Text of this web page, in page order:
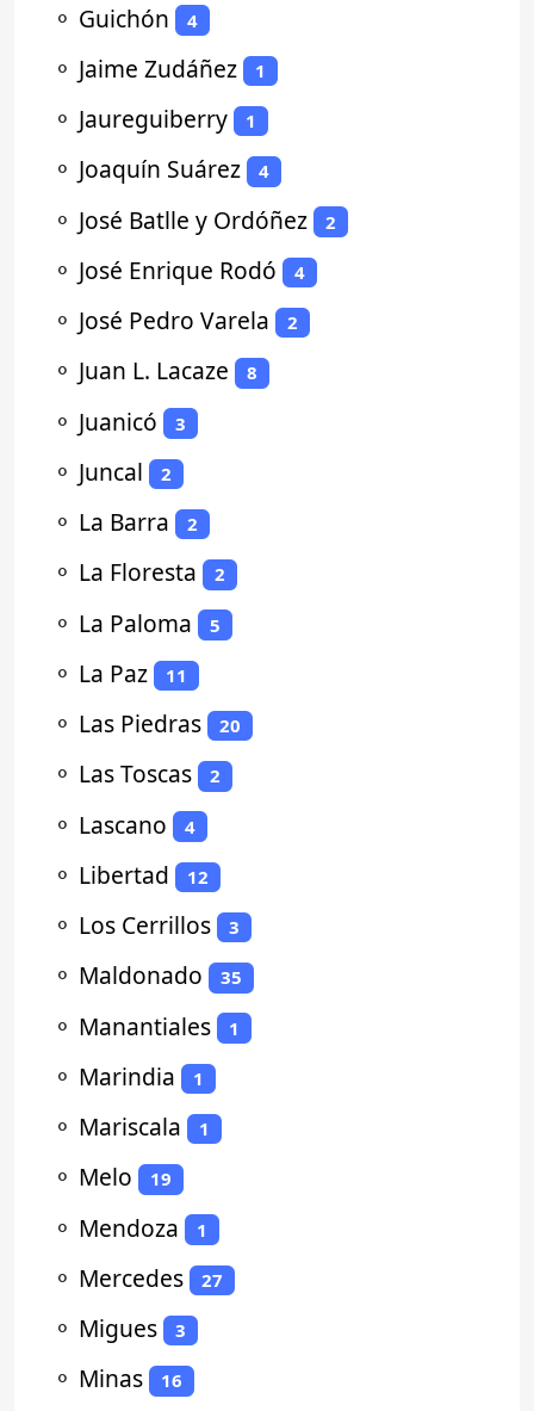
⚬ Guichón 4
⚬ Jaime Zudáñez 1
⚬ Jaureguiberry 1
⚬ Joaquín Suárez 4
⚬ José Batlle y Ordóñez 2
⚬ José Enrique Rodó 4
⚬ José Pedro Varela 2
⚬ Juan L. Lacaze 8
⚬ Juanicó 3
⚬ Juncal 2
⚬ La Barra 2
⚬ La Floresta 2
⚬ La Paloma 5
⚬ La Paz 11
⚬ Las Piedras 20
⚬ Las Toscas 2
⚬ Lascano 4
⚬ Libertad 12
⚬ Los Cerrillos 3
⚬ Maldonado 35
⚬ Manantiales 1
⚬ Marindia 1
⚬ Mariscala 1
⚬ Melo 19
⚬ Mendoza 1
⚬ Mercedes 27
⚬ Migues 3
⚬ Minas 16